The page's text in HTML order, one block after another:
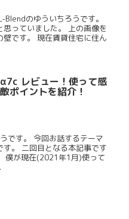
のゆういちろうです。
っていました。 上の画像を
です。 現在賃貸住宅に住ん
レビュー！使って感
ポイントを紹介！
です。 今回お話するテーマ
。 二回目となる本記事です
僕が現在(2021年1月)使って